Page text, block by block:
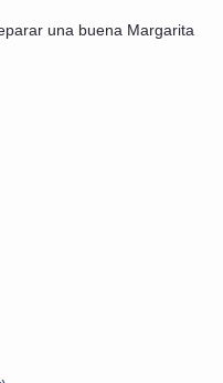
una buena Margarita